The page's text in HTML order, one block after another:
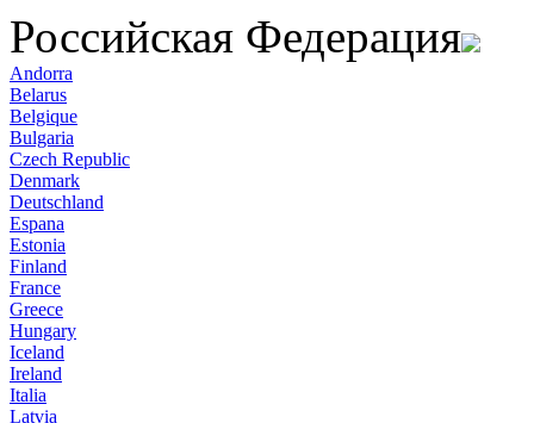
Российская Федерация
Andorra
Belarus
Belgique
Bulgaria
Czech Republic
Denmark
Deutschland
Espana
Estonia
Finland
France
Greece
Hungary
Iceland
Ireland
Italia
Latvia